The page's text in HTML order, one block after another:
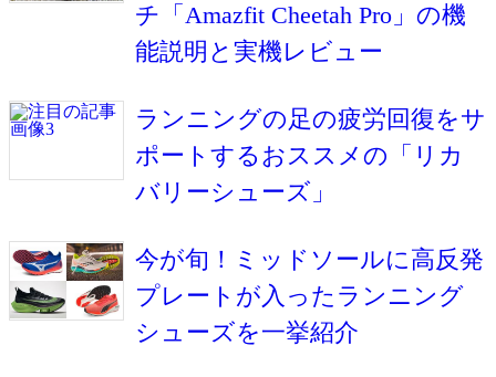
チ「Amazfit Cheetah Pro」の機
能説明と実機レビュー
ランニングの足の疲労回復をサ
ポートするおススメの「リカ
バリーシューズ」
今が旬！ミッドソールに高反発
プレートが入ったランニング
シューズを一挙紹介